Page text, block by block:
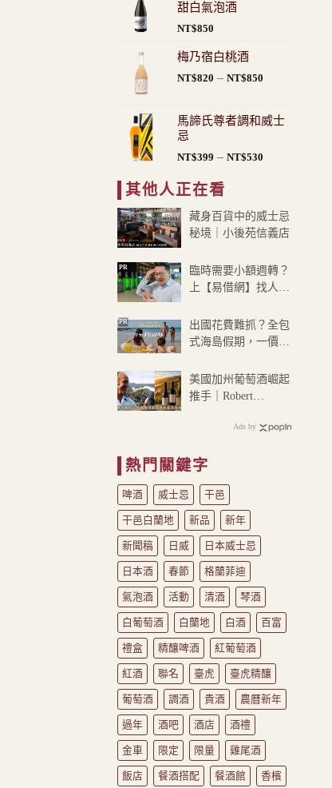
甜白氣泡酒
NT$850
梅乃宿白桃酒
NT$820 – NT$850
圍：
馬諦氏尊者調和威士
忌
NT$399 – NT$530
NT$399
到
其他人正在看
藏身百貨中的威士忌
秘境｜小後苑信義店
臨時需要小額週轉？
上【易借網】找人
PR
出國花費難抓？全包
式海島假期，一價搞
省心！
PR
美國加州葡萄酒崛起
推手｜Robert
Ads by
熱門關鍵字
啤酒 威士忌 干邑
干邑白蘭地 新品 新年
新聞稿 日威 日本威士忌
日本酒 春節 格蘭菲迪
氣泡酒 活動 清酒 琴酒
白葡萄酒 白蘭地 白酒 百富
禮盒 精釀啤酒 紅葡萄酒
紅酒 聯名 臺虎 臺虎精釀
葡萄酒 調酒 貴酒 農曆新年
過年 酒吧 酒店 酒禮
金車 限定 限量 雞尾酒
飯店 餐酒搭配 餐酒館 香檳